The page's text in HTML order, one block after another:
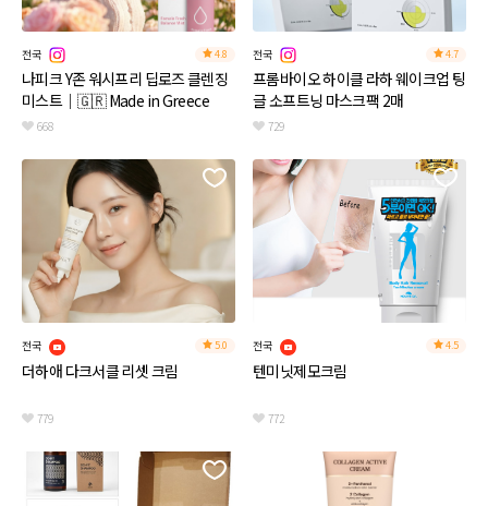
전국 4.8
나피크 Y존 워시프리 딥로즈 클렌징
미스트｜🇬🇷 Made in Greece
668
전국 4.7
프롬바이오 하이클 라하 웨이크업 팅
글 소프트닝 마스크팩 2매
729
전국 5.0
더하애 다크서클 리셋 크림
779
전국 4.5
텐미닛제모크림
772